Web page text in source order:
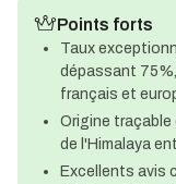
Points forts
Taux
dépassant
français et
Origine
de l'Himalaya
Excellents avis